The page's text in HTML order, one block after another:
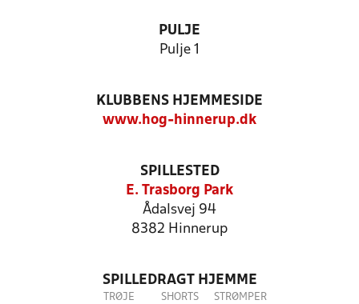
PULJE
Pulje 1
KLUBBENS HJEMMESIDE
www.hog-hinnerup.dk
SPILLESTED
E. Trasborg Park
Ådalsvej 94
8382 Hinnerup
SPILLEDRAGT HJEMME
TRØJE SHORTS STRØMPER